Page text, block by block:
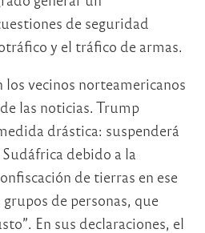
de seguridad
y el tráfico de armas.
vecinos norteamericanos
las noticias. Trump
drástica: suspenderá
debido a la
de tierras en ese
de personas, que
En sus declaraciones, el